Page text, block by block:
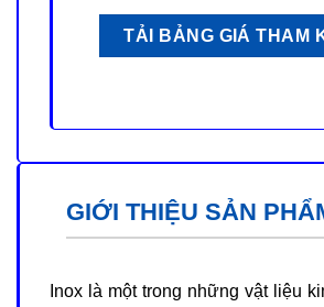
GIỚI THIỆU SẢN
Inox là một trong những vật liệu